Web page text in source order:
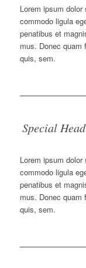
Lorem ipsum dolor
commodo ligula
penatibus et
mus. Donec quam
quis, sem.
Special
Lorem ipsum dolor
commodo ligula
penatibus et
mus. Donec quam
quis, sem.